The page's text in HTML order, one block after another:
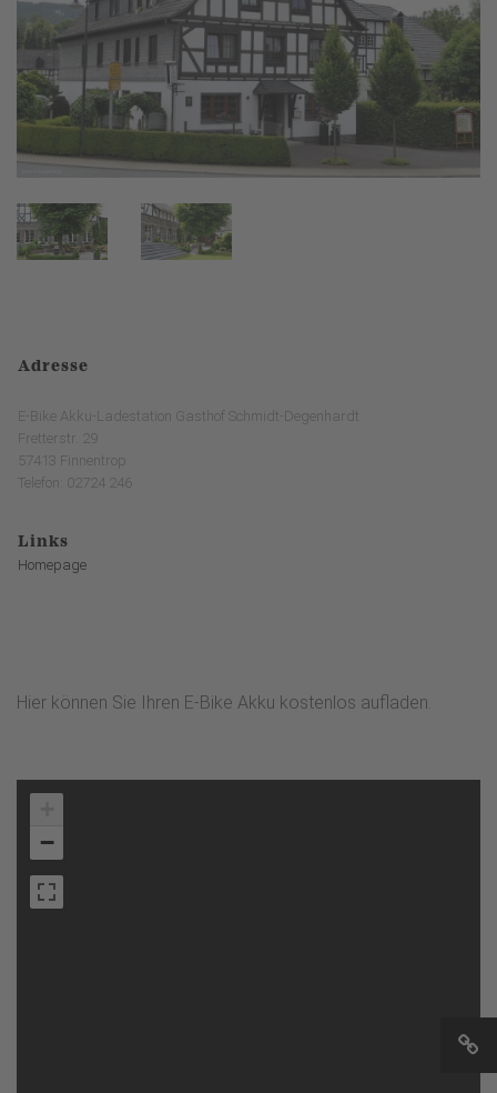
Adresse
E-Bike Akku-Ladestation Gasthof Schmidt-Degenhardt
Fretterstr. 29
57413 Finnentrop
Telefon: 02724 246
Links
Homepage
Hier können Sie Ihren E-Bike Akku kostenlos aufladen.
−